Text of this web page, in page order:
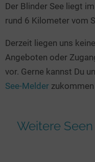
Glamping
Seen in Europa
Österreich
Schweiz
Frankreich
Niederlande
alle Länder…
Der Blinder See liegt
rund 6 Kilometer vom
Derzeit liegen uns
Angeboten oder
vor. Gerne kannst Du
See-Melder
Weitere